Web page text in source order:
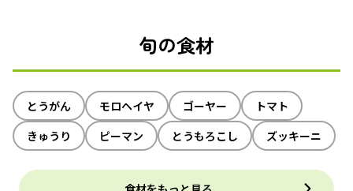
旬の食材
とうがん モロヘイヤ ゴーヤー
トマト
きゅうり
ピーマン とうもろこし ズッキーニ